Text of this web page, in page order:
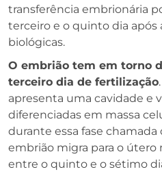
transferência embrionária
terceiro e o quinto dia após
biológicas.
O embrião tem em torno
terceiro dia de fertilização
apresenta uma cavidade e
diferenciadas em massa
durante essa fase
embrião migra para o útero
entre o quinto e o sétimo